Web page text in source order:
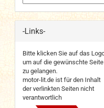
-Links-
Bitte klicken Sie auf das
um auf die gewünschte Seite
zu gelangen.
motor-lit.de ist für den Inhalt
der verlinkten Seiten nicht
verantwortlich